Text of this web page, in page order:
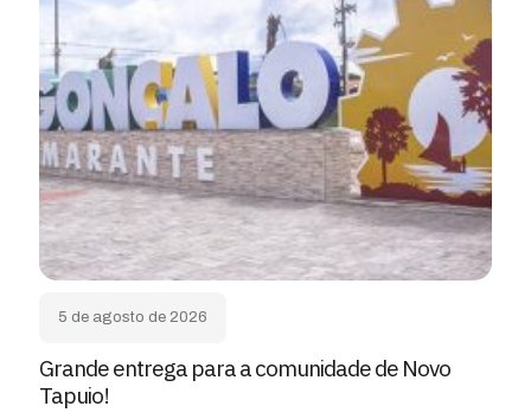
5 de agosto de 2026
Grande entrega para a comunidade de Novo
Tapuio!